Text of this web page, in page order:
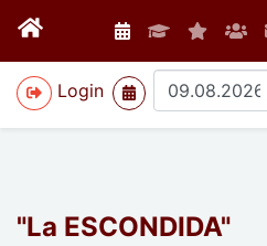
Login
>
"La ESCONDIDA"